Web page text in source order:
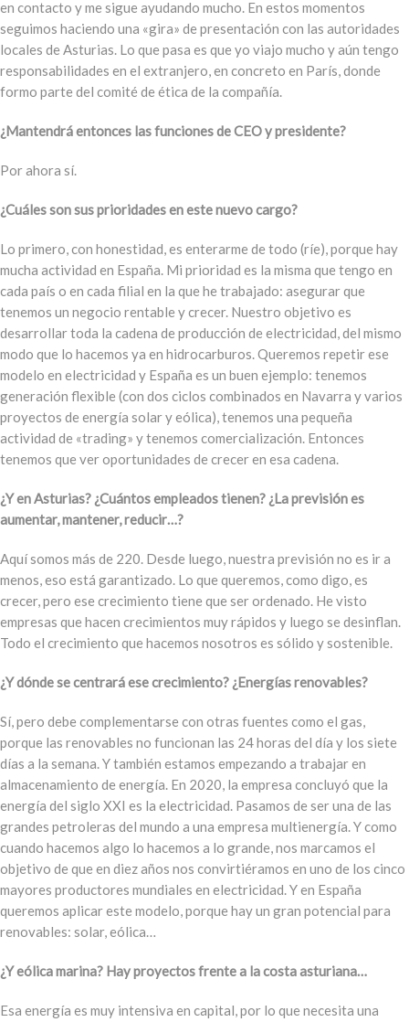
en contacto y me sigue ayudando mucho. En estos momentos
seguimos haciendo una «gira» de presentación con las autoridades
locales de Asturias. Lo que pasa es que yo viajo mucho y aún tengo
responsabilidades en el extranjero, en concreto en París, donde
formo parte del comité de ética de la compañía.
¿Mantendrá entonces las funciones de CEO y presidente?
Por ahora sí.
¿Cuáles son sus prioridades en este nuevo cargo?
Lo primero, con honestidad, es enterarme de todo (ríe), porque hay
mucha actividad en España. Mi prioridad es la misma que tengo en
cada país o en cada filial en la que he trabajado: asegurar que
tenemos un negocio rentable y crecer. Nuestro objetivo es
desarrollar toda la cadena de producción de electricidad, del mismo
modo que lo hacemos ya en hidrocarburos. Queremos repetir ese
modelo en electricidad y España es un buen ejemplo: tenemos
generación flexible (con dos ciclos combinados en Navarra y varios
proyectos de energía solar y eólica), tenemos una pequeña
actividad de «trading» y tenemos comercialización. Entonces
tenemos que ver oportunidades de crecer en esa cadena.
¿Y en Asturias? ¿Cuántos empleados tienen? ¿La previsión es
aumentar, mantener, reducir…?
Aquí somos más de 220. Desde luego, nuestra previsión no es ir a
menos, eso está garantizado. Lo que queremos, como digo, es
crecer, pero ese crecimiento tiene que ser ordenado. He visto
empresas que hacen crecimientos muy rápidos y luego se desinflan.
Todo el crecimiento que hacemos nosotros es sólido y sostenible.
¿Y dónde se centrará ese crecimiento? ¿Energías renovables?
Sí, pero debe complementarse con otras fuentes como el gas,
porque las renovables no funcionan las 24 horas del día y los siete
días a la semana. Y también estamos empezando a trabajar en
almacenamiento de energía. En 2020, la empresa concluyó que la
energía del siglo XXI es la electricidad. Pasamos de ser una de las
grandes petroleras del mundo a una empresa multienergía. Y como
cuando hacemos algo lo hacemos a lo grande, nos marcamos el
objetivo de que en diez años nos convirtiéramos en uno de los cinco
mayores productores mundiales en electricidad. Y en España
queremos aplicar este modelo, porque hay un gran potencial para
renovables: solar, eólica…
¿Y eólica marina? Hay proyectos frente a la costa asturiana…
Esa energía es muy intensiva en capital, por lo que necesita una